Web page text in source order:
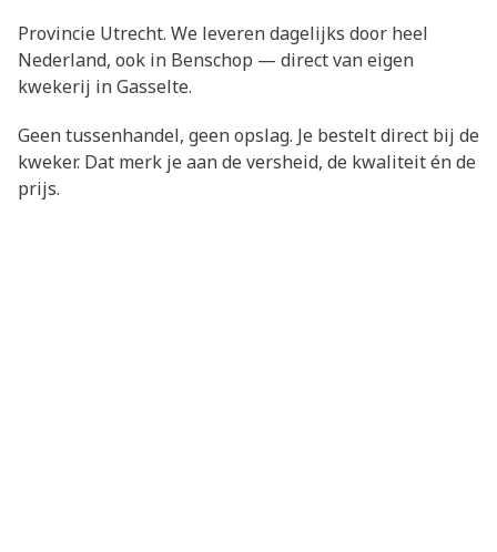
Provincie Utrecht. We leveren dagelijks door heel
Nederland, ook in Benschop — direct van eigen
kwekerij in Gasselte.
Geen tussenhandel, geen opslag. Je bestelt direct bij de
kweker. Dat merk je aan de versheid, de kwaliteit én de
prijs.